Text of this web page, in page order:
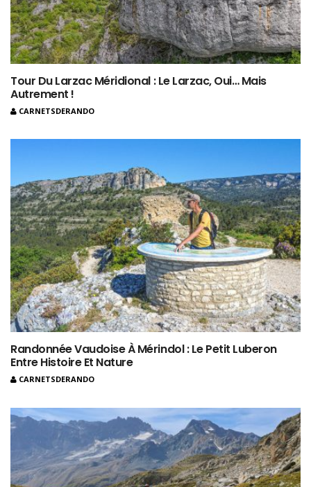
Tour Du Larzac Méridional : Le Larzac, Oui… Mais
Autrement !
CARNETSDERANDO
Randonnée Vaudoise À Mérindol : Le Petit Luberon
Entre Histoire Et Nature
CARNETSDERANDO